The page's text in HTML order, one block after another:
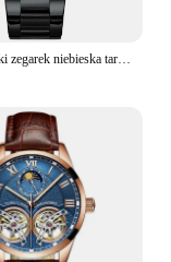
Curren męski zegarek niebieska tarcza pasek ze stali nierdzewnej data męskie biznesowe męskie zegarki wodoodporne luksusowe męskie zegarki na rękę dla mężczyzn